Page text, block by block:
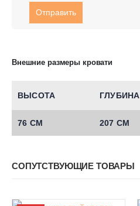
Внешние размеры кровати
ВЫСОТА ГЛУБИНА
76 СМ 207 СМ
СОПУТСТВУЮЩИЕ ТОВАРЫ